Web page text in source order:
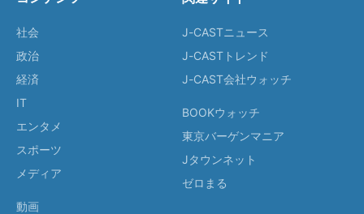
社会
政治
経済
IT
エンタメ
スポーツ
メディア
動画
J-CASTニュース
J-CASTトレンド
J-CAST会社ウォッチ
BOOKウォッチ
東京バーゲンマニア
Jタウンネット
ゼロまる